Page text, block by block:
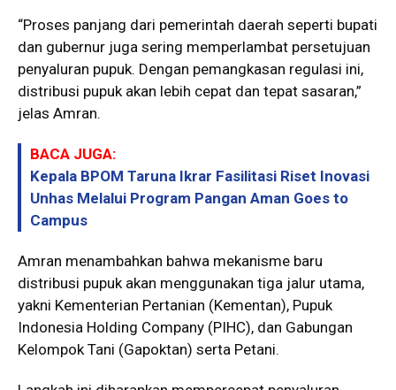
“Proses panjang dari pemerintah daerah seperti bupati
dan gubernur juga sering memperlambat persetujuan
penyaluran pupuk. Dengan pemangkasan regulasi ini,
distribusi pupuk akan lebih cepat dan tepat sasaran,”
jelas Amran.
BACA JUGA:
Kepala BPOM Taruna Ikrar Fasilitasi Riset Inovasi
Unhas Melalui Program Pangan Aman Goes to
Campus
Amran menambahkan bahwa mekanisme baru
distribusi pupuk akan menggunakan tiga jalur utama,
yakni Kementerian Pertanian (Kementan), Pupuk
Indonesia Holding Company (PIHC), dan Gabungan
Kelompok Tani (Gapoktan) serta Petani.